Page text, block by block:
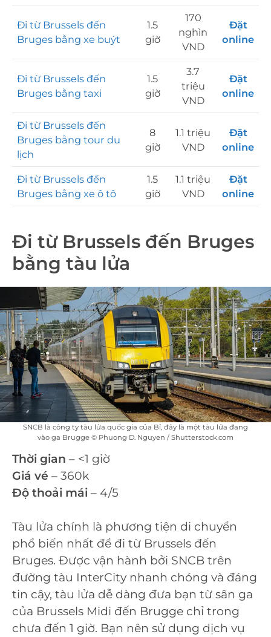
Đi từ Brussels đến
Bruges bằng xe buýt
1.5
giờ
170
nghìn
VND
Đặt
online
Đi từ Brussels đến
Bruges bằng taxi
1.5
giờ
3.7
triệu
VND
Đặt
online
Đi từ Brussels đến
Bruges bằng tour du
lịch
8
giờ
1.1 triệu
VND
Đặt
online
Đi từ Brussels đến
Bruges bằng xe ô tô
1.5
giờ
1.1 triệu
VND
Đặt
online
Đi từ Brussels đến Bruges
bằng tàu lửa
SNCB là công ty tàu lửa quốc gia của Bỉ, đây là một tàu lửa đang
vào ga Brugge © Phuong D. Nguyen / Shutterstock.com
Thời gian – <1 giờ
Giá vé – 360k
Độ thoải mái – 4/5
Tàu lửa chính là phương tiện di chuyển
phổ biến nhất để đi từ Brussels đến
Bruges. Được vận hành bởi SNCB trên
đường tàu InterCity nhanh chóng và đáng
tin cậy, tàu lửa dễ dàng đưa bạn từ sân ga
của Brussels Midi đến Brugge chỉ trong
chưa đến 1 giờ. Bạn nên sử dụng dịch vụ